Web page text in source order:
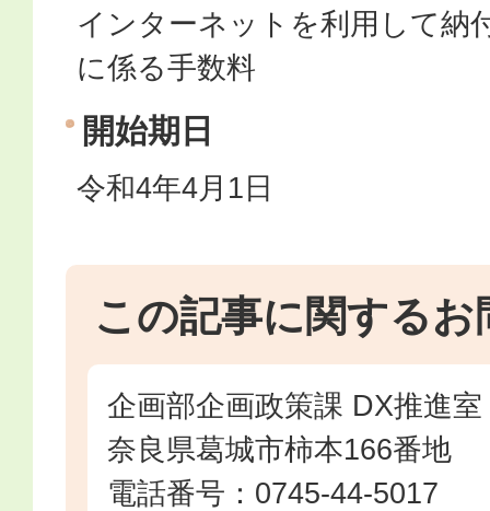
インターネットを利用して納
に係る手数料
開始期日
令和4年4月1日
この記事に関するお
企画部企画政策課 DX推進室
奈良県葛城市柿本166番地
電話番号：0745-44-5017